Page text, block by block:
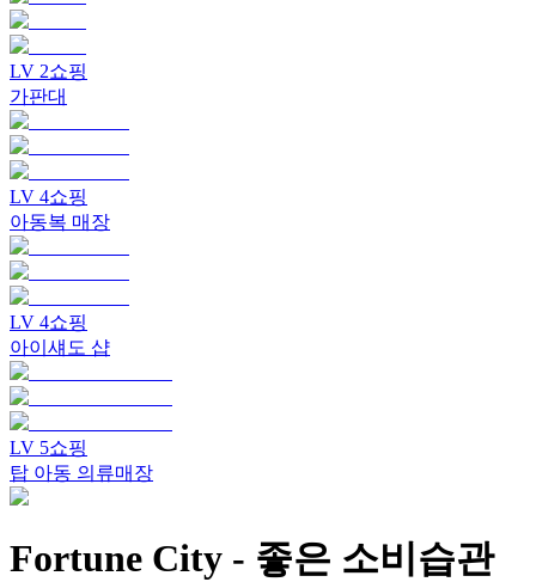
LV 2쇼핑
가판대
LV 4쇼핑
아동복 매장
LV 4쇼핑
아이섀도 샵
LV 5쇼핑
탑 아동 의류매장
Fortune City - 좋은 소비습관